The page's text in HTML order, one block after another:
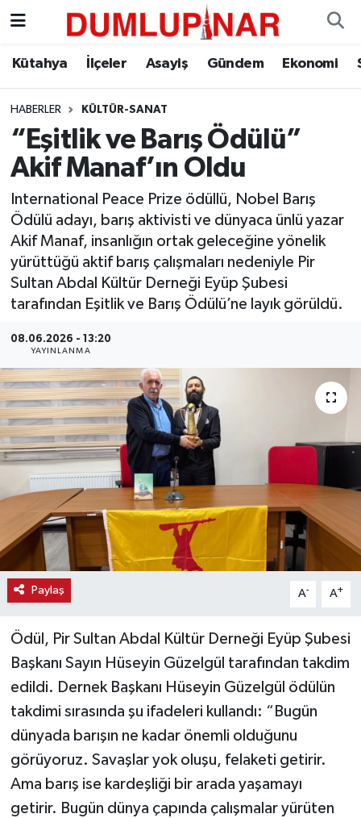
Kütahya İlçeler Asayiş Gündem Ekonomi
HABERLER KÜLTÜR-SANAT
“Eşitlik ve Barış Ödülü”
Akif Manaf’ın Oldu
International Peace Prize ödüllü, Nobel Barış
Ödülü adayı, barış aktivisti ve dünyaca ünlü yazar
Akif Manaf, insanlığın ortak geleceğine yönelik
yürüttüğü aktif barış çalışmaları nedeniyle Pir
Sultan Abdal Kültür Derneği Eyüp Şubesi
tarafından Eşitlik ve Barış Ödülü’ne layık görüldü.
08.06.2026 - 13:20
YAYINLANMA
Paylaş A- A+
Ödül, Pir Sultan Abdal Kültür Derneği Eyüp Şubesi
Başkanı Sayın Hüseyin Güzelgül tarafından takdim
edildi. Dernek Başkanı Hüseyin Güzelgül ödülün
takdimi sırasında şu ifadeleri kullandı: “Bugün
dünyada barışın ne kadar önemli olduğunu
görüyoruz. Savaşlar yok oluşu, felaketi getirir.
Ama barış ise kardeşliği bir arada yaşamayı
getirir. Bugün dünya çapında çalışmalar yürüten
Asayiş
Diğer
Dünya
Ekonomi
Eleman
Emlak
Gündem
Haber
Haber İlanlar
Kültür-Sanat
Magazin
Resmi İlanlar
Sağlık
Seri İlan
Siyaset
Spor
Teknoloji
Vasıta
Kütahya Hava Durumu
Kütahya Trafik Yoğunluk Haritası
Süper Lig Puan Durumu ve Fikstür
Son Dakika Haberleri
Haber Arşivi